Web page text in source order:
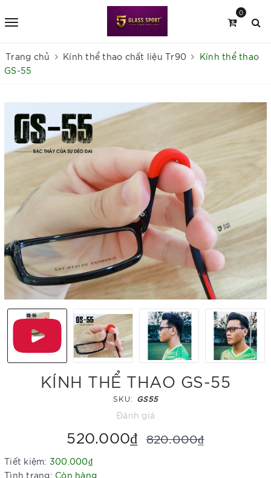
0
Trang chủ Kính thể thao chất liệu Tr90
Kính thể thao
GS-55
KÍNH THỂ THAO GS-55
SKU: GS55
Đánh giá
520.000₫ 820.000₫
Tiết kiệm: 300.000₫
Tình trạng: Còn hàng